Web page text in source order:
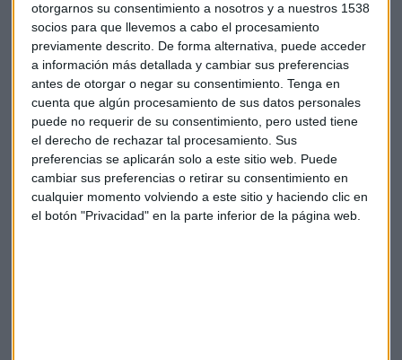
otorgarnos su consentimiento a nosotros y a nuestros 1538
socios para que llevemos a cabo el procesamiento
previamente descrito. De forma alternativa, puede acceder
a información más detallada y cambiar sus preferencias
antes de otorgar o negar su consentimiento. Tenga en
cuenta que algún procesamiento de sus datos personales
puede no requerir de su consentimiento, pero usted tiene
el derecho de rechazar tal procesamiento. Sus
preferencias se aplicarán solo a este sitio web. Puede
cambiar sus preferencias o retirar su consentimiento en
cualquier momento volviendo a este sitio y haciendo clic en
el botón "Privacidad" en la parte inferior de la página web.
Economía Cesar Alierta
Suscríbete a nuestros boletines
Te enviaremos las noticias más importantes del día